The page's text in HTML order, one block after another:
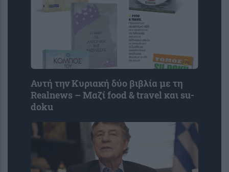
Αυτή την Κυριακή δύο βιβλία με τη
Realnews – Μαζί food & travel και su-
doku